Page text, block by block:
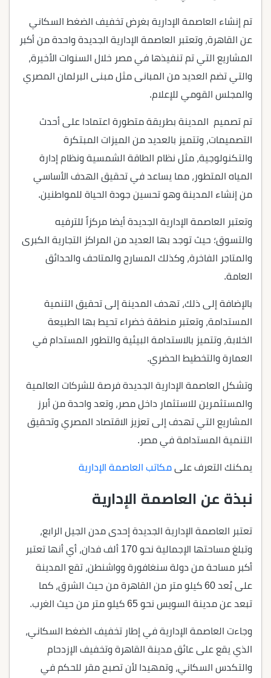
تم إنشاء العاصمة الإدارية بغرض تخفيف الضغط السكاني
عن القاهرة، وتعتبر العاصمة الإدارية الجديدة واحدة من أكبر
المشاريع التي تم تنفيذها في مصر خلال السنوات الأخيرة،
والتي تضم العديد من المبانى مثل مبنى البرلمان المصري
والمجلس القومي للإعلام.
تم تصميم المدينة بطريقة متطورة اعتمادا على أحدث
التصميمات، وتتميز بالعديد من الميزات المبتكرة
والتكنولوجية، مثل نظام الطاقة الشمسية ونظام إدارة
المياه المتطور، مما يساعد في تحقيق الهدف الأساسي
من إنشاء المدينة وهو تحسين جودة الحياة للمواطنين.
وتعتبر العاصمة الإدارية الجديدة أيضا مركزاً للترفيه
والتسوق؛ حيث توجد بها العديد من المراكز التجارية الكبرى
والمتاجر الفاخرة، وكذلك المسارح والمتاحف والحدائق
العامة.
بالإضافة إلى ذلك، تهدف المدينة إلى تحقيق التنمية
المستدامة، وتعتبر منطقة خضراء تحيط بها الطبيعة
الخلابة، وتتميز بالاستدامة البيئية والتطور المستدام في
العمارة والتخطيط الحضري.
وتشكل العاصمة الإدارية الجديدة فرصة للشركات العالمية
والمستثمرين للاستثمار داخل مصر، وتعد واحدة من أبرز
المشاريع التي تهدف إلى تعزيز الاقتصاد المصري وتحقيق
التنمية المستدامة في مصر.
يمكنك التعرف على مكاتب العاصمة الإدارية
نبذة عن العاصمة الإدارية
تعتبر العاصمة الإدارية الجديدة إحدى مدن الجيل الرابع،
وتبلغ مساحتها الإجمالية نحو 170 ألف فدان، أي أنها تعتبر
أكبر مساحة من دولة سنغافورة وواشنطن، تقع المدينة
على بُعد 60 كيلو متر من القاهرة من حيث الشرق، كما
تبعد عن مدينة السويس نحو 65 كيلو متر من حيث الغرب.
وجاءت العاصمة الإدارية في إطار تخفيف الضغط السكاني،
الذي يقع على عائق مدينة القاهرة وتخفيف الإزدحام
والتكدس السكاني، وتمهيدا لأن تصبح مقر للحكم في